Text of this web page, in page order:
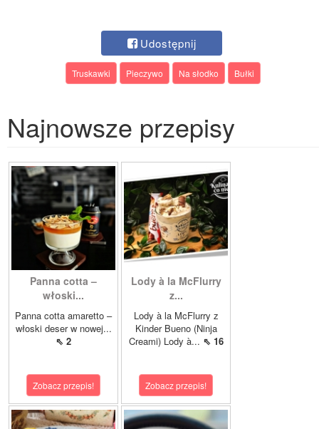
Udostępnij
Truskawki Pieczywo Na słodko Bułki
Najnowsze przepisy
Panna cotta –
włoski...
Panna cotta amaretto –
włoski deser w nowej...
⇖ 2
Zobacz przepis!
Lody à la McFlurry
z...
Lody à la McFlurry z
Kinder Bueno (Ninja
Creami) Lody à... ⇖ 16
Zobacz przepis!